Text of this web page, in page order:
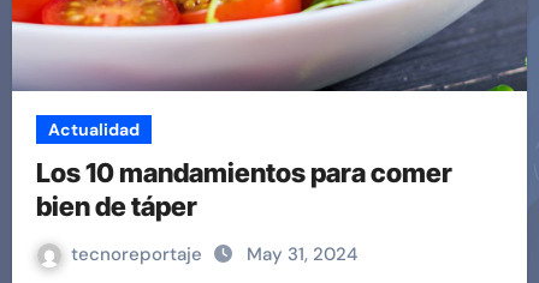
Actualidad
Los 10 mandamientos para comer
bien de táper
tecnoreportaje May 31, 2024